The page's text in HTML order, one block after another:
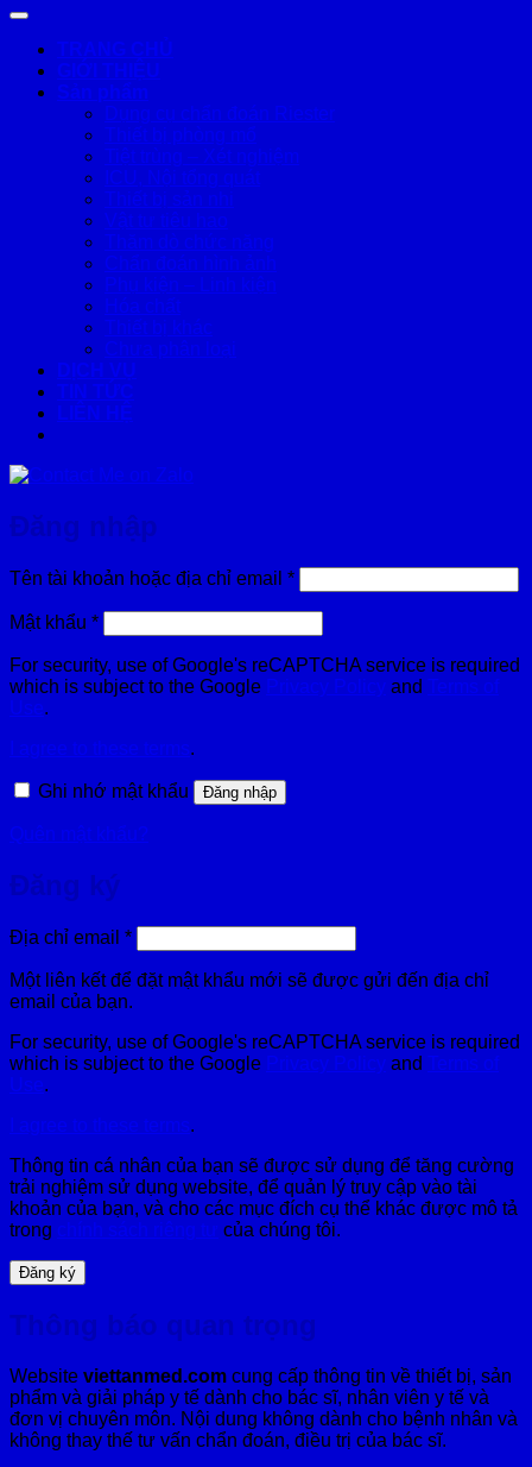
TRANG CHỦ
GIỚI THIỆU
Sản phẩm
Dụng cụ chẩn đoán Riester
Thiết bị phòng mổ
Tiệt trùng – Xét nghiệm
ICU, Nội tổng quát
Thiết bị sản nhi
Vật tư tiêu hao
Thăm dò chức năng
Chẩn đoán hình ảnh
Phụ kiện – Linh kiện
Hóa chất
Thiết bị khác
Chưa phân loại
DỊCH VỤ
TIN TỨC
LIÊN HỆ
Đăng nhập
Tên tài khoản hoặc địa chỉ email *Bắt
buộc
Mật khẩu *Bắt
buộc
For security, use of Google's reCAPTCHA service is required
which is subject to the Google Privacy Policy and Terms of
Use.
I agree to these terms.
Ghi nhớ mật khẩu Đăng nhập
Quên mật khẩu?
Đăng ký
Địa chỉ email *Bắt
buộc
Một liên kết để đặt mật khẩu mới sẽ được gửi đến địa chỉ
email của bạn.
For security, use of Google's reCAPTCHA service is required
which is subject to the Google Privacy Policy and Terms of
Use.
I agree to these terms.
Thông tin cá nhân của bạn sẽ được sử dụng để tăng cường
trải nghiệm sử dụng website, để quản lý truy cập vào tài
khoản của bạn, và cho các mục đích cụ thể khác được mô tả
trong chính sách riêng tư của chúng tôi.
Đăng ký
Thông báo quan trọng
Website viettanmed.com cung cấp thông tin về thiết bị, sản
phẩm và giải pháp y tế dành cho bác sĩ, nhân viên y tế và
đơn vị chuyên môn. Nội dung không dành cho bệnh nhân và
không thay thế tư vấn chẩn đoán, điều trị của bác sĩ.